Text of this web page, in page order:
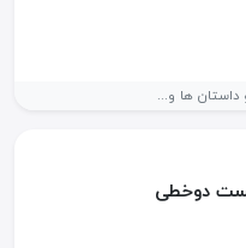
داستان ها و...
دوخطی